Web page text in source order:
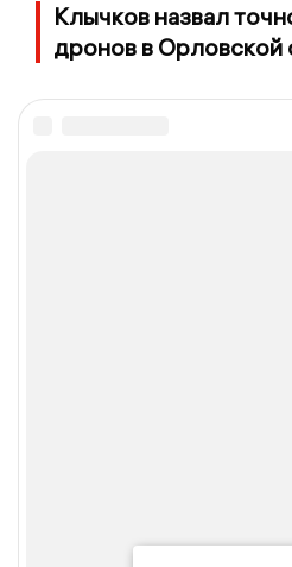
Клычков назвал
дронов в Орловской